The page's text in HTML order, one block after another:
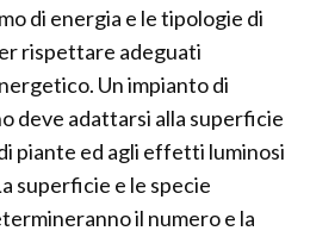
di energia e le tipologie di
rispettare adeguati
Un impianto di
deve adattarsi alla superficie
piante ed agli effetti luminosi
superficie e le specie
il numero e la